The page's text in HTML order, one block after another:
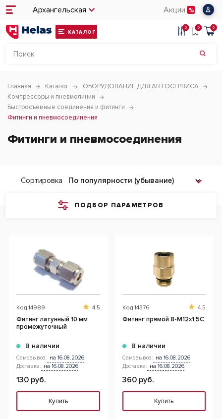
Архангельская Акции
КАТАЛОГ
0 0 0
Главная Каталог
ОБОРУДОВАНИЕ ДЛЯ АВТОСЕРВИСА
Компрессоры и пневмолинии
Быстросъемные соединения и фитинги
Фитинги и пневмосоединения
Фитинги и пневмосоединения
ПОДБОР ПАРАМЕТРОВ
Сортировка
Код 14989 4.5
Фитинг латунный 10 мм
промежуточный
В наличии
Самовывоз: на 16.08.2026
Доставка: на 16.08.2026
130 руб.
Купить
Код 14376 4.5
Фитинг прямой 8-M12x1,5C
В наличии
Самовывоз: на 16.08.2026
Доставка: на 16.08.2026
360 руб.
Купить